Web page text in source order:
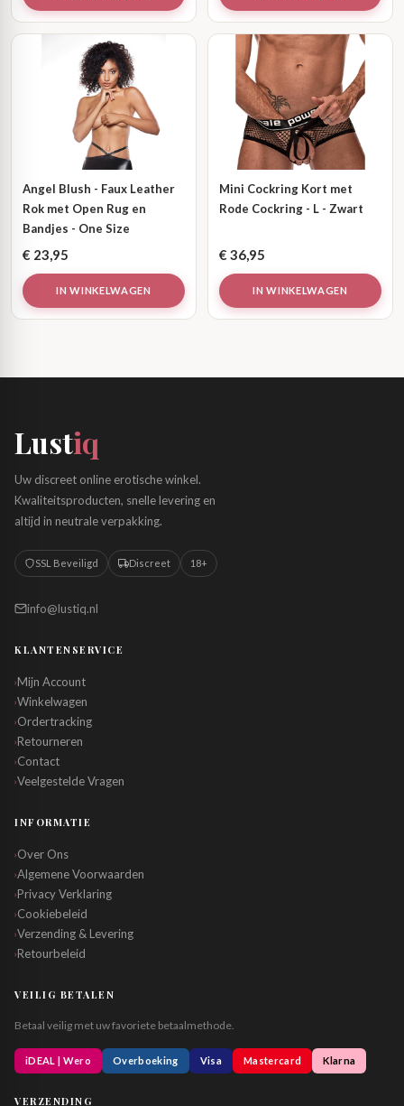
Angel Blush - Faux Leather
Rok met Open Rug en
Bandjes - One Size
€ 23,95
IN WINKELWAGEN
Mini Cockring Kort met
Rode Cockring - L - Zwart
€ 36,95
IN WINKELWAGEN
Lustiq
Uw discreet online erotische winkel.
Kwaliteitsproducten, snelle levering en
altijd in neutrale verpakking.
SSL Beveiligd Discreet 18+
info@lustiq.nl
KLANTENSERVICE
›Mijn Account
›Winkelwagen
›Ordertracking
›Retourneren
›Contact
›Veelgestelde Vragen
INFORMATIE
›Over Ons
›Algemene Voorwaarden
›Privacy Verklaring
›Cookiebeleid
›Verzending & Levering
›Retourbeleid
VEILIG BETALEN
Betaal veilig met uw favoriete betaalmethode.
iDEAL | Wero Overboeking Visa Mastercard Klarna
VERZENDING